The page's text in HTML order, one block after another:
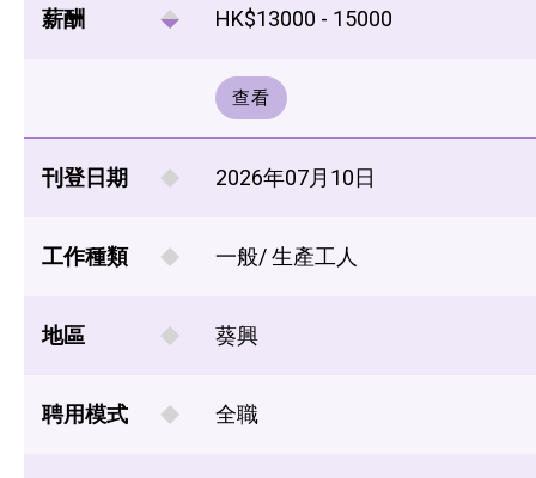
薪酬 HK$13000 - 15000
查看
刊登日期 2026年07月10日
工作種類 一般/ 生產工人
地區 葵興
聘用模式 全職